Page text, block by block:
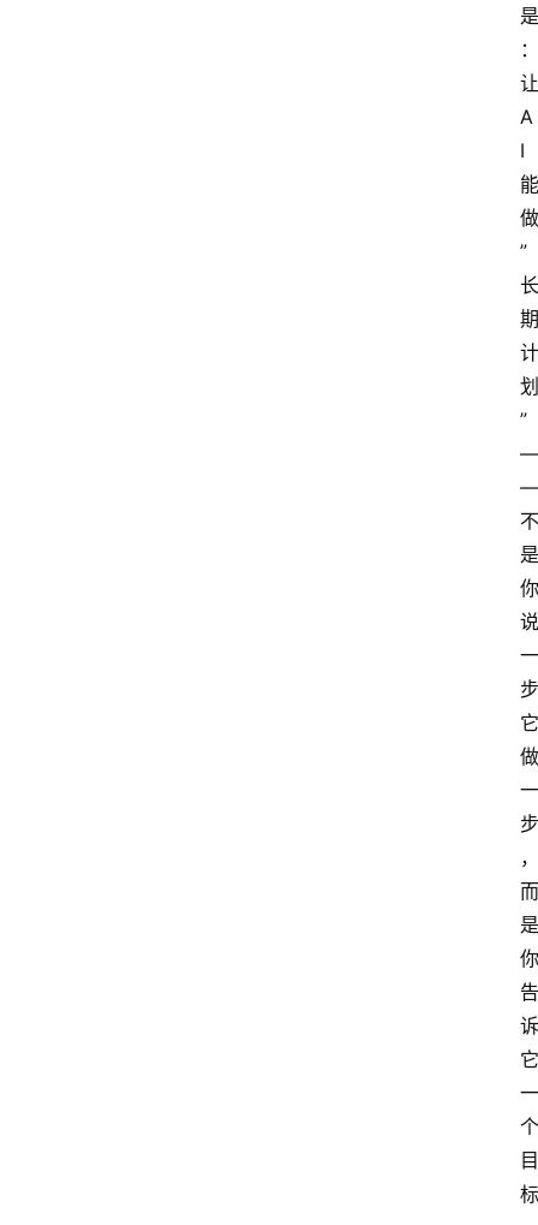
是
：
让
A
I
能
做
”
长
期
计
划
”
—
—
不
是
你
说
一
步
它
做
一
步
，
而
是
你
告
诉
它
一
个
目
标